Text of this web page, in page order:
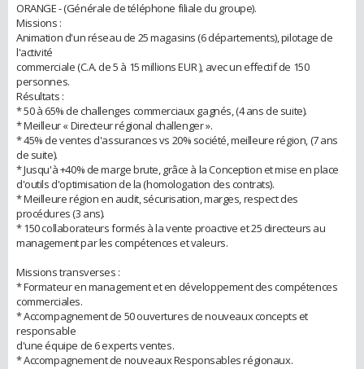
ORANGE - (Générale de téléphone filiale du groupe).
Missions :
Animation d'un réseau de 25 magasins (6 départements), pilotage de
l'activité
commerciale (C.A. de 5 à 15 millions EUR ), avec un eﬀectif de 150
personnes.
Résultats :
* 50 à 65% de challenges commerciaux gagnés, (4 ans de suite).
* Meilleur « Directeur régional challenger ».
* 45% de ventes d'assurances vs 20% société, meilleure région, (7 ans
de suite).
* Jusqu'à +40% de marge brute, grâce à la Conception et mise en place
d'outils d'optimisation de la (homologation des contrats).
* Meilleure région en audit, sécurisation, marges, respect des
procédures (3 ans).
* 150 collaborateurs formés à la vente proactive et 25 directeurs au
management par les compétences et valeurs.
Missions transverses :
* Formateur en management et en développement des compétences
commerciales.
* Accompagnement de 50 ouvertures de nouveaux concepts et
responsable
d'une équipe de 6 experts ventes.
* Accompagnement de nouveaux Responsables régionaux.